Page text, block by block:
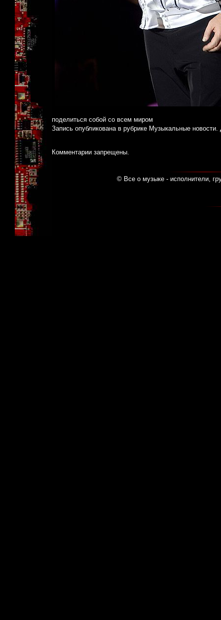
поделиться собой со всем миром
Запись опубликована в рубрике Музыкальные новости.
Комментарии запрещены.
© Все о музыке - исполнители,